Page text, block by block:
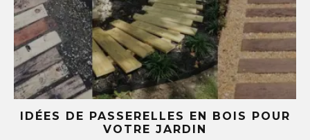
IDÉES DE PASSERELLES EN BOIS POUR
VOTRE JARDIN